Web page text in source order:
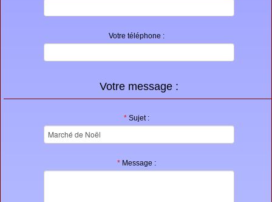
Votre téléphone :
Votre message :
*Sujet :
*Message :